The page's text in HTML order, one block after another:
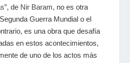
”, de Nir Baram, no es otra
Guerra Mundial o el
es una obra que desafía
en estos acontecimientos,
de uno de los actos más